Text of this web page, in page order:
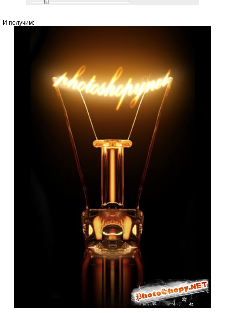
И получим: